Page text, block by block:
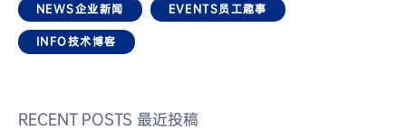
NEWS企业新闻 EVENTS员工趣事
INFO技术博客
RECENT POSTS 最近投稿